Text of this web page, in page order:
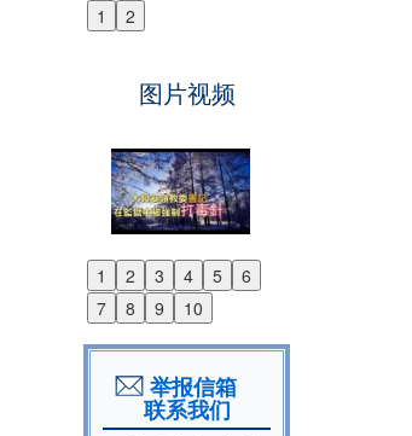
1 2
Previous
图片视频
1 2 3 4 5
6
7
8 9 10
Previous
Next
举报信箱
联系我们